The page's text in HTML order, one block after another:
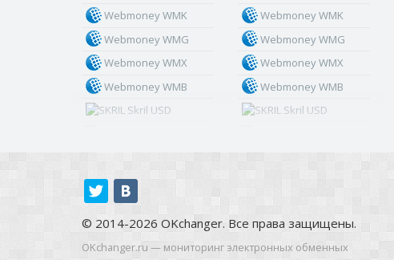
Webmoney WMK
Webmoney WMG
Webmoney WMX
Webmoney WMB
Skril USD
Skril PLN
Skril GBP
Skril AUD
Skril NOK
Webmoney WMK
Webmoney WMG
Webmoney WMX
Webmoney WMB
Skril USD
Skril GBP
Skril AUD
Skril NOK
© 2014-2026 OKchanger. Все права защищены.
OKchanger.ru — мониторинг электронных обменных